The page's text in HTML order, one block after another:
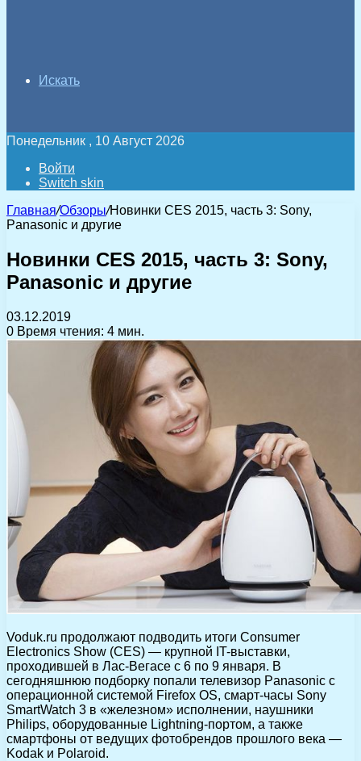
Искать
Понедельник , 10 Август 2026
Войти
Switch skin
Главная/Обзоры/Новинки CES 2015, часть 3: Sony,
Panasonic и другие
Новинки CES 2015, часть 3: Sony,
Panasonic и другие
03.12.2019
0 Время чтения: 4 мин.
Voduk.ru продолжают подводить итоги Consumer
Electronics Show (CES) — крупной IT-выставки,
проходившей в Лас-Вегасе с 6 по 9 января. В
сегодняшнюю подборку попали телевизор Panasonic с
операционной системой Firefox OS, смарт-часы Sony
SmartWatch 3 в «железном» исполнении, наушники
Philips, оборудованные Lightning-портом, а также
смартфоны от ведущих фотобрендов прошлого века —
Kodak и Polaroid.